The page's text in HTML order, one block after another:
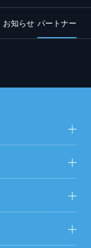
お知らせ パートナー